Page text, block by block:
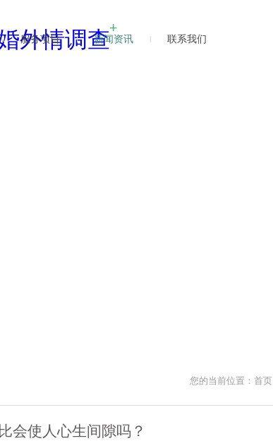
服务项目 新闻资讯 联系我们
您的当前位置： 首页
会使人心生间隙吗？